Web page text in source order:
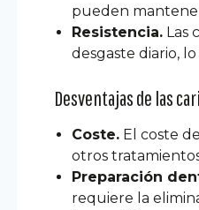
pueden
Resistencia. Las
desgaste diario,
Desventajas de las
Coste. El coste
otros
Preparación
requiere la